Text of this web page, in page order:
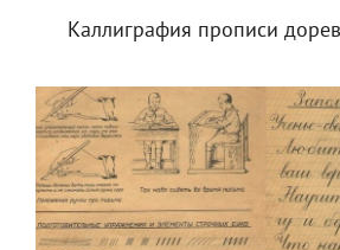
Каллиграфия прописи